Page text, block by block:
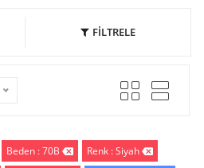
FİLTRELE
Beden : 70B
Renk : Siyah